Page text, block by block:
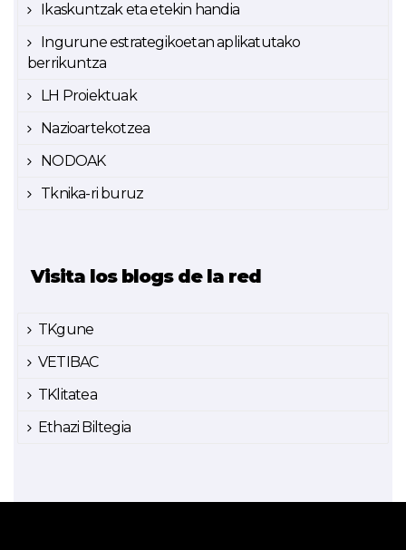
Ikaskuntzak eta etekin handia
Ingurune estrategikoetan aplikatutako
berrikuntza
LH Proiektuak
Nazioartekotzea
NODOAK
Tknika-ri buruz
Visita los blogs de la red
TKgune
VETIBAC
TKlitatea
Ethazi Biltegia